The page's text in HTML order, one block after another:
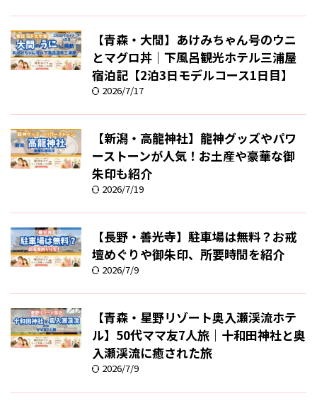
【青森・大間】あけみちゃん号のウニ
とマグロ丼｜下風呂観光ホテル三浦屋
宿泊記【2泊3日モデルコース1日目】
2026/7/17
【新潟・高龍神社】龍神グッズやパワ
ーストーンが人気！お土産や豪華な御
朱印も紹介
2026/7/19
【長野・善光寺】駐車場は無料？お戒
壇めぐりや御朱印、所要時間を紹介
2026/7/9
【青森・星野リゾート奥入瀬渓流ホテ
ル】50代ママ友7人旅｜十和田神社と奥
入瀬渓流に癒された旅
2026/7/9